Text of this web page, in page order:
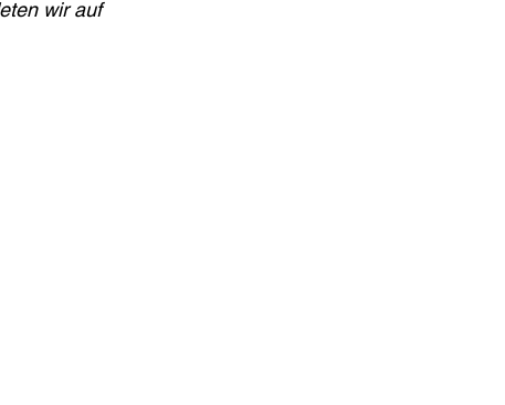
wir auf